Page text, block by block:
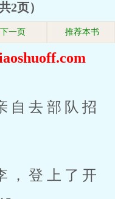
2页）
下一页 推荐本书
自去部队招
，登上了开